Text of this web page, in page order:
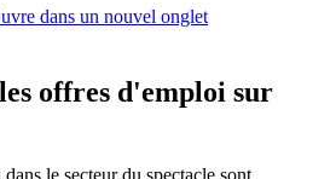
dans un nouvel onglet
offres d'emploi sur